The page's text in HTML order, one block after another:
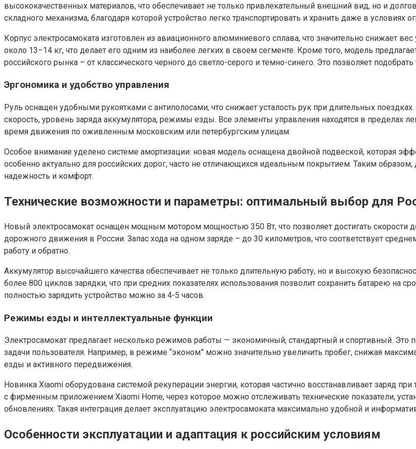
высококачественных материалов, что обеспечивает не только привлекательный внешний вид, но и
складного механизма, благодаря которой устройство легко транспортировать и хранить даже в условиях
Корпус электросамоката изготовлен из авиационного алюминиевого сплава, что значительно снижает вес
около 13–14 кг, что делает его одним из наиболее легких в своем сегменте. Кроме того, модель
российского рынка – от классического черного до светло-серого и темно-синего. Это позволяет
Эргономика и удобство управления
Руль оснащен удобными рукоятками с антиполосами, что снижает усталость рук при длительных
скорость, уровень заряда аккумулятора, режимы езды. Все элементы управления находятся в пределах
время движения по оживленным московским или петербургским улицам.
Особое внимание уделено системе амортизации: новая модель оснащена двойной подвеской, которая
особенно актуально для российских дорог, часто не отличающихся идеальным покрытием. Таким образом,
надежность и комфорт.
Технические возможности и параметры: оптимальный выбор для
Новый электросамокат оснащен мощным мотором мощностью 350 Вт, что позволяет достигать скорости
дорожного движения в России. Запас хода на одном заряде – до 30 километров, что соответствует
работу и обратно.
Аккумулятор высочайшего качества обеспечивает не только длительную работу, но и высокую
более 800 циклов зарядки, что при средних показателях использования позволит сохранить батарею на
полностью зарядить устройство можно за 4-5 часов.
Режимы езды и интеллектуальные функции
Электросамокат предлагает несколько режимов работы — экономичный, стандартный и спортивный. Это
задачи пользователя. Например, в режиме “эконом” можно значительно увеличить пробег, снижая
езды и активного передвижения.
Новинка Xiaomi оборудована системой рекуперации энергии, которая частично восстанавливает заряд
с фирменным приложением Xiaomi Home, через которое можно отслеживать технические показатели,
обновлениях. Такая интеграция делает эксплуатацию электросамоката максимально удобной и
Особенности эксплуатации и адаптация к российским условиям